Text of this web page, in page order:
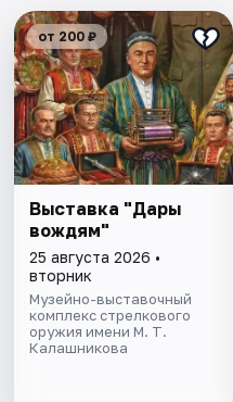
от 200 ₽
Выставка "Дары
вождям"
25 августа 2026 •
вторник
Музейно-выставочный
комплекс стрелкового
оружия имени М. Т.
Калашникова